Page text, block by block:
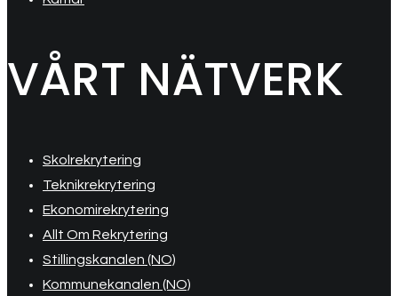
VÅRT NÄTVERK
Skolrekrytering
Teknikrekrytering
Ekonomirekrytering
Allt Om Rekrytering
Stillingskanalen (NO)
Kommunekanalen (NO)